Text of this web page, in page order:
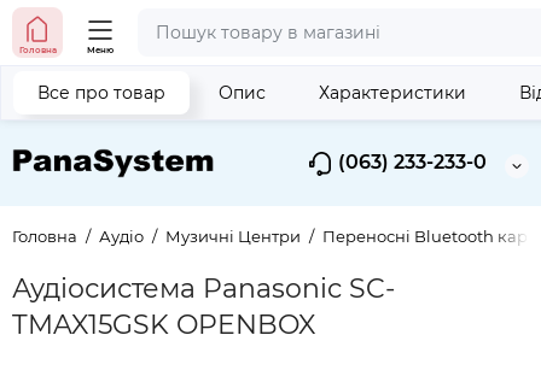
(063) 233-233-0
Головна Меню
Головна Аудіо Музичні Центри Переносні Bluetooth
Аудіосистема Panasonic SC-
TMAX15GSK OPENBOX
Все про товар Опис Характеристики